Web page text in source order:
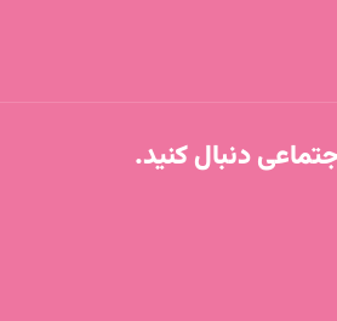
دنبال کنید.